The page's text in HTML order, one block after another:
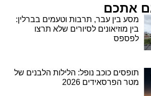
גם אתכם
מסע בין עבר, תרבות וטעמים בברלין:
בין מוזיאונים לסיורים שלא תרצו
לפספס
תופסים כוכב נופל: הלילות הלבנים של
מטר הפרסאידים 2026